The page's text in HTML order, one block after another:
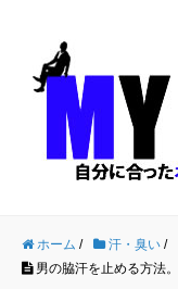
ホーム / 汗・臭い /
男の脇汗を止める方法